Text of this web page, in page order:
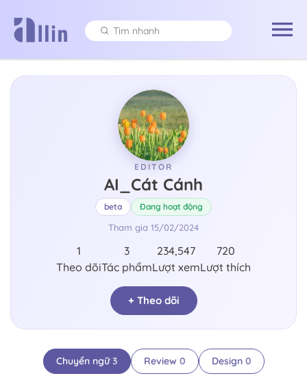
EDITOR
AI_Cát Cánh
beta Đang hoạt động
Tham gia 15/02/2024
1
Theo dõi
3
Tác phẩm
234,547
Lượt xem
720
Lượt thích
+ Theo dõi
Chuyển ngữ 3 Review 0 Design 0